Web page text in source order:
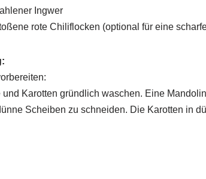
Ingwer
rote Chiliflocken (optional für eine
und Karotten gründlich waschen. Eine
Scheiben zu schneiden. Die Karotten in